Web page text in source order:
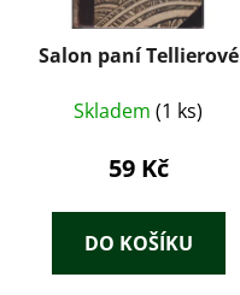
Salon paní Tellierové
Skladem (1 ks)
59 Kč
DO KOŠÍKU